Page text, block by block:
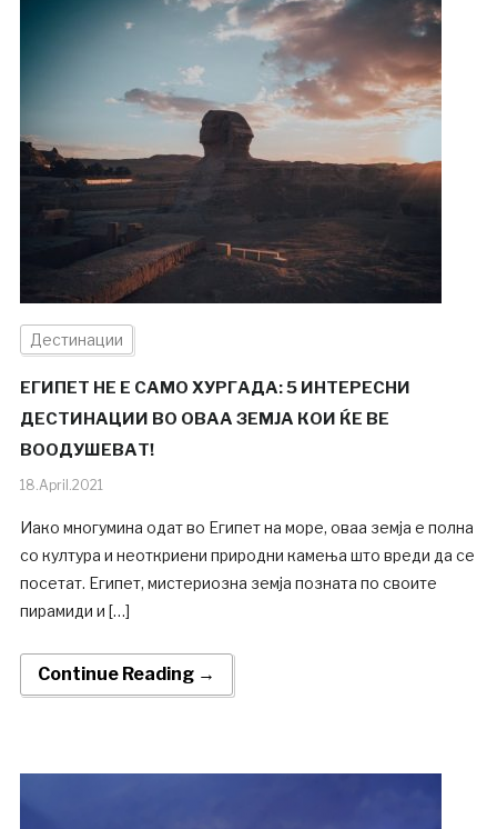
Дестинации
ЕГИПЕТ НЕ Е САМО ХУРГАДА: 5 ИНТЕРЕСНИ
ДЕСТИНАЦИИ ВО ОВАА ЗЕМЈА КОИ ЌЕ ВЕ
ВООДУШЕВАТ!
18.April.2021
Иако многумина одат во Египет на море, оваа земја е полна
со култура и неоткриени природни камења што вреди да се
посетат. Египет, мистериозна земја позната по своите
пирамиди и […]
Continue Reading →